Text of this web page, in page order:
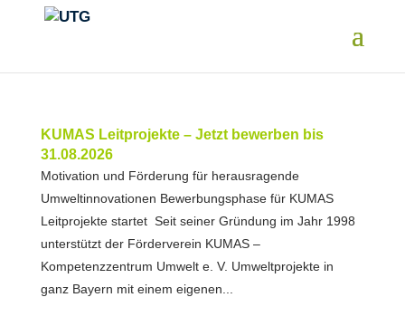
KUMAS Leitprojekte – Jetzt bewerben bis
31.08.2026
Motivation und Förderung für herausragende
Umweltinnovationen Bewerbungsphase für KUMAS
Leitprojekte startet Seit seiner Gründung im Jahr 1998
unterstützt der Förderverein KUMAS –
Kompetenzzentrum Umwelt e. V. Umweltprojekte in
ganz Bayern mit einem eigenen...